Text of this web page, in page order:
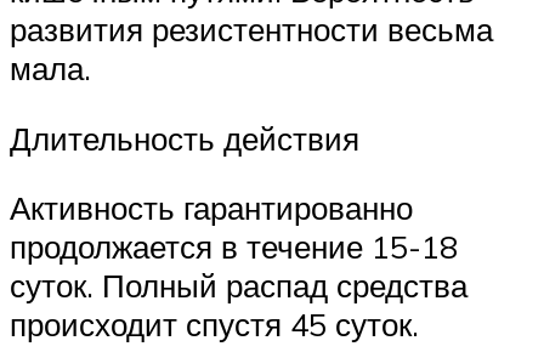
развития резистентности весьма
мала.
Длительность действия
Активность гарантированно
продолжается в течение 15-18
суток. Полный распад средства
происходит спустя 45 суток.